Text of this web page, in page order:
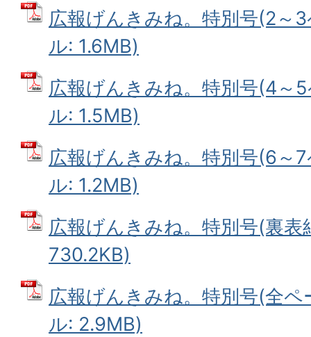
広報げんきみね。特別号(2～
ル: 1.6MB)
広報げんきみね。特別号(4～
ル: 1.5MB)
広報げんきみね。特別号(6～
ル: 1.2MB)
広報げんきみね。特別号(裏
730.2KB)
広報げんきみね。特別号(全
ル: 2.9MB)